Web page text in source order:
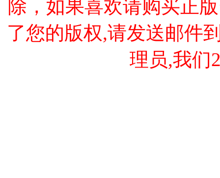
除，如果喜欢请购买正
了您的版权,请发送邮件
理员,我们